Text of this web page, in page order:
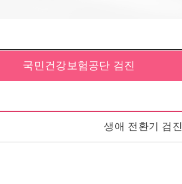
국민건강보험공단 검진
생애 전환기 검진